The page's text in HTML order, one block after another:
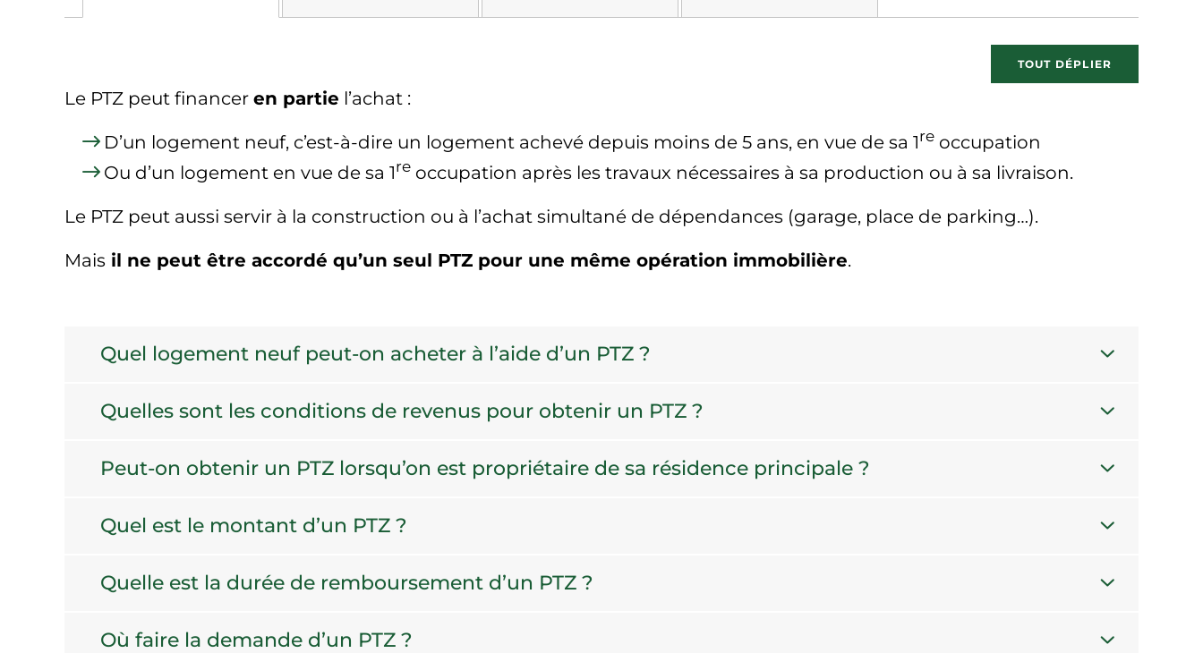
TOUT DÉPLIER
Le PTZ peut financer en partie l’achat :
D’un logement neuf, c’est-à-dire un logement achevé depuis moins de 5 ans, en vue de sa 1re occupation
Ou d’un logement en vue de sa 1re occupation après les travaux nécessaires à sa production ou à sa livraison.
Le PTZ peut aussi servir à la construction ou à l’achat simultané de dépendances (garage, place de parking…).
Mais il ne peut être accordé qu’un seul PTZ pour une même opération immobilière.
Quel logement neuf peut-on acheter à l’aide d’un PTZ ?
Quelles sont les conditions de revenus pour obtenir un PTZ ?
Peut-on obtenir un PTZ lorsqu’on est propriétaire de sa résidence principale ?
Quel est le montant d’un PTZ ?
Quelle est la durée de remboursement d’un PTZ ?
Où faire la demande d’un PTZ ?